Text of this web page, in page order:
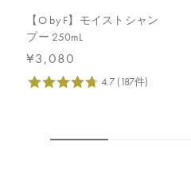
【O by F】モイストシャン
プー 250mL
¥3,080